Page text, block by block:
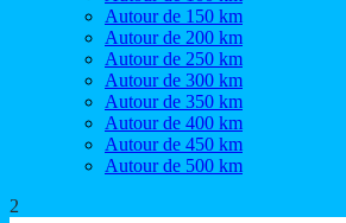
Autour de 150 km
Autour de 200 km
Autour de 250 km
Autour de 300 km
Autour de 350 km
Autour de 400 km
Autour de 450 km
Autour de 500 km
2